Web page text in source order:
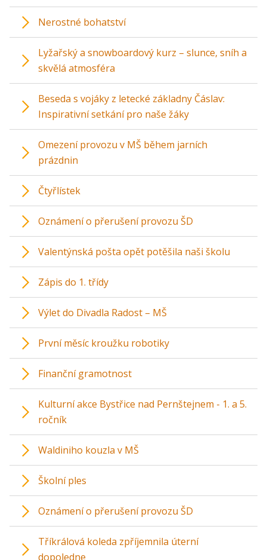
Nerostné bohatství
Lyžařský a snowboardový kurz – slunce, sníh a
skvělá atmosféra
Beseda s vojáky z letecké základny Čáslav:
Inspirativní setkání pro naše žáky
Omezení provozu v MŠ během jarních
prázdnin
Čtyřlístek
Oznámení o přerušení provozu ŠD
Valentýnská pošta opět potěšila naši školu
Zápis do 1. třídy
Výlet do Divadla Radost – MŠ
První měsíc kroužku robotiky
Finanční gramotnost
Kulturní akce Bystřice nad Pernštejnem - 1. a 5.
ročník
Waldiniho kouzla v MŠ
Školní ples
Oznámení o přerušení provozu ŠD
Tříkrálová koleda zpříjemnila úterní
dopoledne